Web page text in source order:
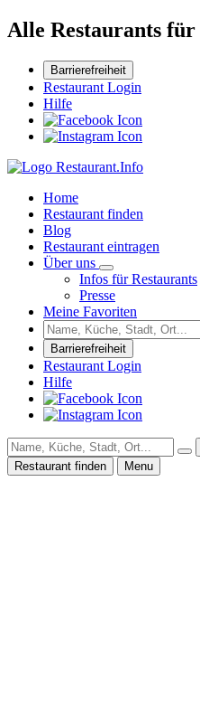
Alle Restaurants für
Barrierefreiheit
Restaurant Login
Hilfe
Home
Restaurant finden
Blog
Restaurant eintragen
Über uns
Infos für Restaurants
Presse
Meine Favoriten
Barrierefreiheit
Restaurant Login
Hilfe
Restaurant finden
Menu